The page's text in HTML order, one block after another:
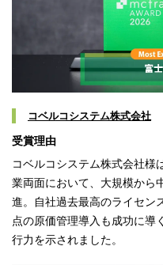
コベルコシステム株式会社
受賞理由
コベルコシステム株式会社様
業両面において、大規模から
進。自社過去最高のライセン
点の原価管理導入も成功に導
行力を示されました。